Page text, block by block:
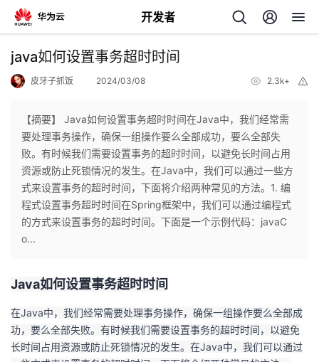
开发者
返
个
人
主
我
的
发
者
java如何设置事务超时时间
皮牙子抓饭 2024/03/08 2.3k+
【摘要】 Java如何设置事务超时时间在Java中，我们经常需
要处理事务操作，确保一组操作要么全部成功，要么全部失
败。有时候我们需要设置事务的超时时间，以避免长时间占用
资源或防止死锁情况的发生。在Java中，我们可以通过一些方
式来设置事务的超时时间，下面将介绍两种常见的方法。1. 编
程式设置事务超时时间在Spring框架中，我们可以通过编程式
的方式来设置事务的超时时间。下面是一个示例代码：javaC
o...
Java如何设置事务超时时间
在Java中，我们经常需要处理事务操作，确保一组操作要么全部成
功，要么全部失败。有时候我们需要设置事务的超时时间，以避免
长时间占用资源或防止死锁情况的发生。在Java中，我们可以通过